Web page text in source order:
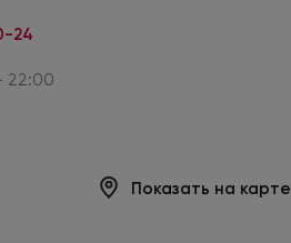
24
22:00
Показать на карте